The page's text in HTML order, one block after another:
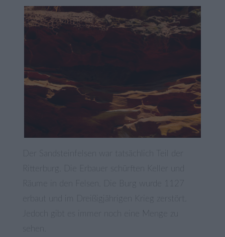
Der Sandsteinfelsen war tatsächlich Teil der
Ritterburg. Die Erbauer schürften Keller und
Räume in den Felsen. Die Burg wurde 1127
erbaut und im Dreißigjährigen Krieg zerstört.
Jedoch gibt es immer noch eine Menge zu